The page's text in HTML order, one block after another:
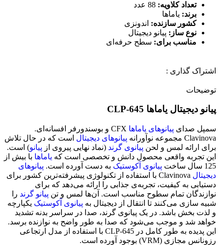
تعداد کلاویه:‌
برند: یاماها
کشور سازنده: اندونزی
نوع ساز: پیانو دیجیتال
مناسب برای: سطح حرفه‌ای
اشتراک گذاری :
توضیحات
پیانو دیجیتال یاماها CLP-645
سمپل صدای پیانوهای یاماها
CFX و بوسندورفر افسانه‌ای.
Clavinova مجموعه نوآورانه
پیانوهای دیجیتال است که در حال تلاش
برای ارائه لمس و لحن پیانوی گرند (نماد نهایی پیروی از پیانو) است.
این تجربه واقعی محصول دانش و تخصصی است که یاماها با بیش از
125 سال ساخت
پیانوی آکوستیک به دست آورده است. پیانوهای
دیجیتال
Clavinova با استفاده از تکنولوژی پیشرفته‌ترین کشور برای
دستیابی به کیفیت، تجربه‌ی جذابی را ارائه می‌دهد که برای
نوازندگان تمام سطوح مناسب است. آن‌ها لمس و تن پیانو گرند را
شبیه سازی می‌کنند تا انتقال از دیجیتال به پیانوی آکوستیک یکپارچه
و لذت بخش باشد. در یک پیانوی گرند، صدا در سراسر بدنه تشدید
خواهد شد و موجب می‌شود که صدا به طور واضح به نوازنده برسد.
این پدیده به طور کامل در CLP-645 با استفاده از مدل ارتجاعی
رزونانس مجازی (VRM) بوجود آورده است.